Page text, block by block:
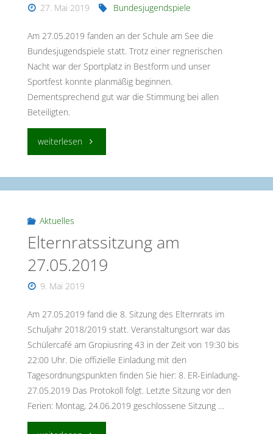
Ferienpark
Schloss
Dankern"
27. Mai 2019 Bundesjugendspiele
Am 27.05.2019 fanden an der Schule am See die
Bundesjugendspiele statt. Trotz einer regnerischen
Nacht war der Sportplatz in Bestform und unser
Sportfest konnte planmäßig beginnen.
Dementsprechend gut war die Stimmung bei allen
Beteiligten.
weiterlesen "Bundesjugendspiele"
Aktuelles
Elternratssitzung am
27.05.2019
9. Mai 2019
Am 27.05.2019 fand die 8. Sitzung des Elternrats im
Schuljahr 2018/2019 statt. Veranstaltungsort war das
Schülercafé am Gropiusring 43 in der Zeit von 19:30 bis
22:00 Uhr. Die offizielle Einladung mit den
Tagesordnungspunkten finden Sie hier: 8. ER-Einladung-
27.05.2019 Das Protokoll folgt. Letzte Sitzung vor den
Ferien: Montag, 24.06.2019 geschlossene Sitzung …